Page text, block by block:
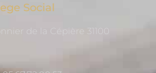
Social
de la Cépière 31100